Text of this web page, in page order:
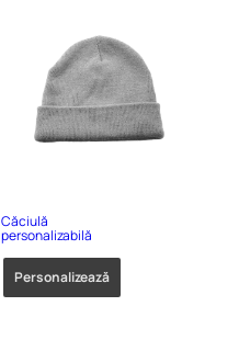
Căciulă
personalizabilă
Personalizează